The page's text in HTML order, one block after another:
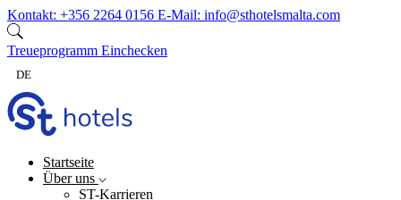
Zum Inhalt springen
Kontakt: +356 2264 0156 E-Mail: info@sthotelsmalta.com
Treueprogramm Einchecken
DE
Startseite
Über uns
ST-Karrieren